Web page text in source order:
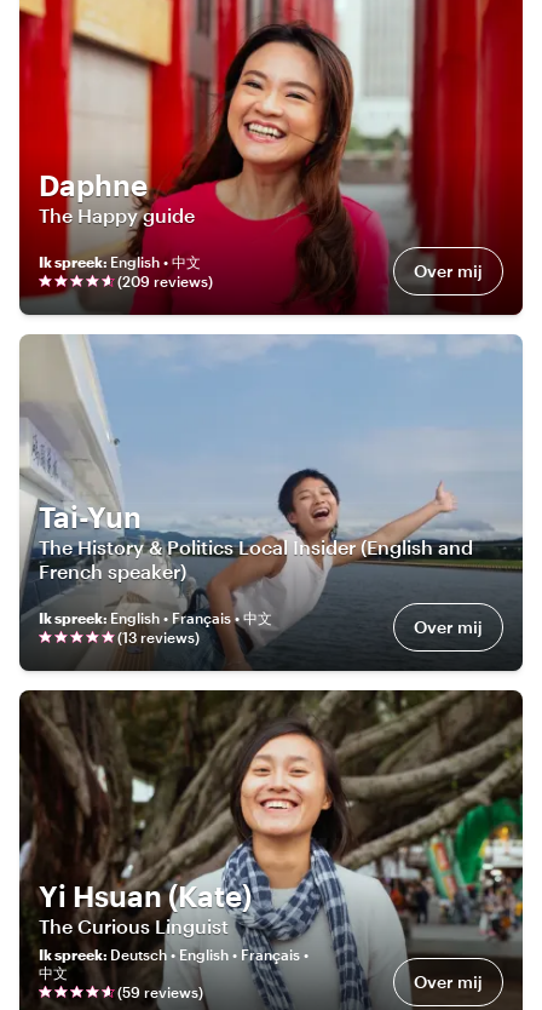
Daphne
The Happy guide
Ik spreek: English • 中文
(209 reviews) Over mij
Tai-Yun
The History & Politics Local Insider (English and
French speaker)
Ik spreek: English • Français • 中文
(13 reviews) Over mij
Yi Hsuan (Kate)
The Curious Linguist
Ik spreek: Deutsch • English • Français •
中文
(59 reviews) Over mij